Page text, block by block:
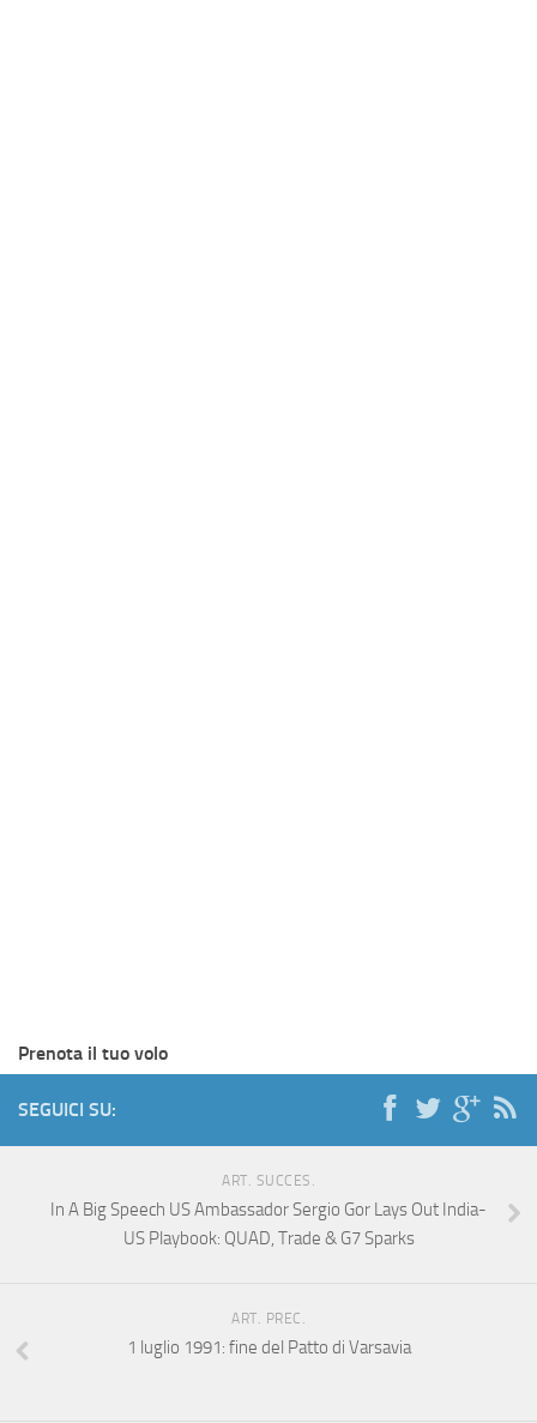
Prenota il tuo volo
SEGUICI SU:
ART. SUCCES.
In A Big Speech US Ambassador Sergio Gor Lays Out India-
US Playbook: QUAD, Trade & G7 Sparks
ART. PREC.
1 luglio 1991: fine del Patto di Varsavia